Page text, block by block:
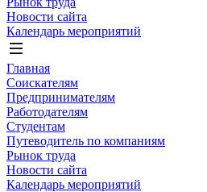
Новости сайта
Календарь мероприятий
Главная
Соискателям
Предпринимателям
Работодателям
Студентам
Путеводитель по компаниям
Рынок труда
Новости сайта
Календарь мероприятий